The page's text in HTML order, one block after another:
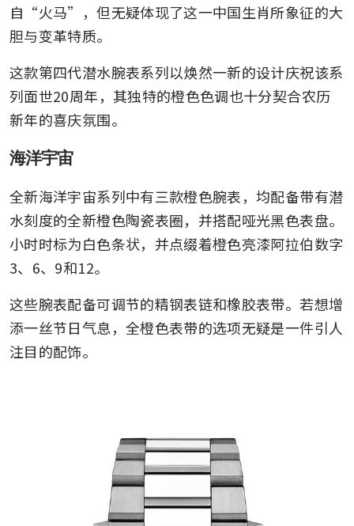
自“火马”，但无疑体现了这一中国生肖所象征的大
胆与变革特质。
这款第四代潜水腕表系列以焕然一新的设计庆祝该系
列面世20周年，其独特的橙色色调也十分契合农历
新年的喜庆氛围。
海洋宇宙
全新海洋宇宙系列中有三款橙色腕表，均配备带有潜
水刻度的全新橙色陶瓷表圈，并搭配哑光黑色表盘。
小时时标为白色条状，并点缀着橙色亮漆阿拉伯数字
3、6、9和12。
这些腕表配备可调节的精钢表链和橡胶表带。若想增
添一丝节日气息，全橙色表带的选项无疑是一件引人
注目的配饰。